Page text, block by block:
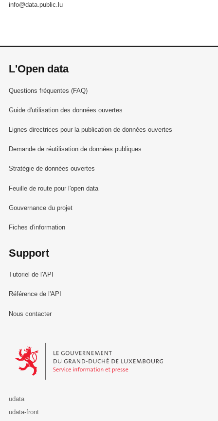
info@data.public.lu
L'Open data
Questions fréquentes (FAQ)
Guide d'utilisation des données ouvertes
Lignes directrices pour la publication de données ouvertes
Demande de réutilisation de données publiques
Stratégie de données ouvertes
Feuille de route pour l'open data
Gouvernance du projet
Fiches d'information
Support
Tutoriel de l'API
Référence de l'API
Nous contacter
Le Gouvernement du Grand-Duché de Luxembourg - Service
udata
udata-front